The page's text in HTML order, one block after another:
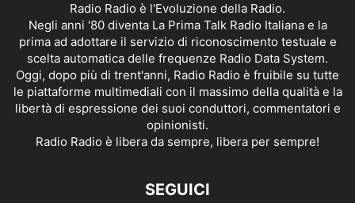
Radio Radio è l'Evoluzione della Radio.
Negli anni '80 diventa La Prima Talk Radio Italiana e la
prima ad adottare il servizio di riconoscimento testuale e
scelta automatica delle frequenze Radio Data System.
Oggi, dopo più di trent'anni, Radio Radio è fruibile su tutte
le piattaforme multimediali con il massimo della qualità e la
libertà di espressione dei suoi conduttori, commentatori e
opinionisti.
Radio Radio è libera da sempre, libera per sempre!
SEGUICI